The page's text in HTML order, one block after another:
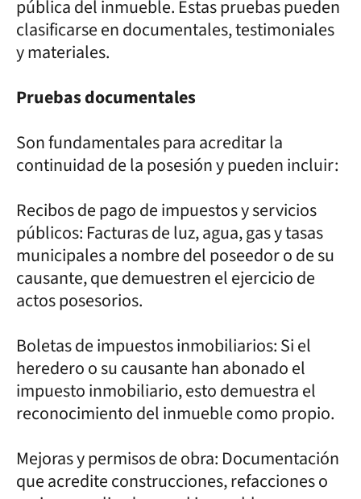
pública del inmueble. Estas pruebas pueden
clasificarse en documentales, testimoniales
y materiales.
Pruebas documentales
Son fundamentales para acreditar la
continuidad de la posesión y pueden incluir:
Recibos de pago de impuestos y servicios
públicos: Facturas de luz, agua, gas y tasas
municipales a nombre del poseedor o de su
causante, que demuestren el ejercicio de
actos posesorios.
Boletas de impuestos inmobiliarios: Si el
heredero o su causante han abonado el
impuesto inmobiliario, esto demuestra el
reconocimiento del inmueble como propio.
Mejoras y permisos de obra: Documentación
que acredite construcciones, refacciones o